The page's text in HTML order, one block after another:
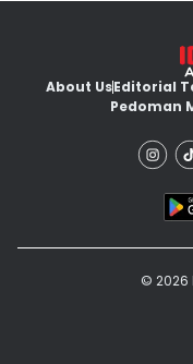
About UsEditorial
Pedoman
© 2026